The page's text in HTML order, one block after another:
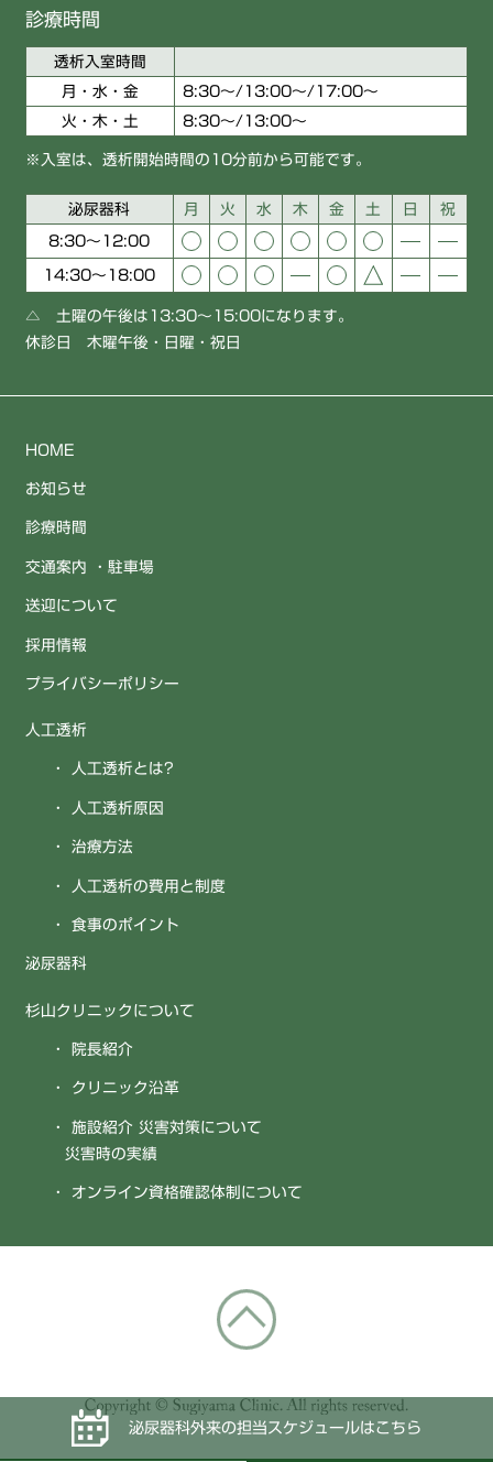
泌尿器科外来の担当スケジュールはこちら
診療時間
透析入室時間
月・水・金
8:30〜/13:00～/17:00〜
火・木・土
8:30〜/13:00〜
※入室は、透析開始時間の10分前から可能です。
泌尿器科 月 火 水 木 金 土 日 祝
8:30～12:00
14:30～18:00
△ 土曜の午後は13:30〜15:00になります。
休診日 木曜午後・日曜・祝日
HOME
お知らせ
診療時間
交通案内 ・駐車場
送迎について
採用情報
プライバシーポリシー
人工透析
人工透析とは?
人工透析原因
治療方法
人工透析の費用と制度
食事のポイント
泌尿器科
杉山クリニックについて
院長紹介
クリニック沿革
施設紹介 災害対策について
災害時の実績
オンライン資格確認体制について